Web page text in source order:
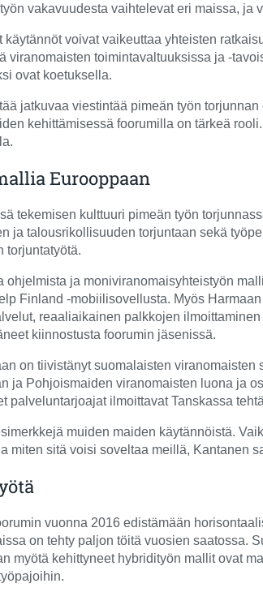
vakavuudesta vaihtelevat eri maissa,
käytännöt voivat vaikeuttaa yhteisten
viranomaisten toimintavaltuuksissa ja -
ovat koetuksella.
jatkuvaa viestintää pimeän työn
kehittämisessä foorumilla on tärkeä
Eurooppaan
tekemisen kulttuuri pimeän työn
ja talousrikollisuuden torjuntaan sekä
torjuntatyötä.
ja moniviranomaisyhteistyön
Finland -mobiilisovellusta. Myös
reaaliaikainen palkkojen
kiinnostusta foorumin jäsenissä.
on tiivistänyt suomalaisten
ja Pohjoismaiden viranomaisten luona ja
palveluntarjoajat ilmoittavat Tanskassa
muiden maiden käytännöistä.
miten sitä voisi soveltaa meillä, Kantanen
vuonna 2016 edistämään
on tehty paljon töitä vuosien saatossa.
myötä kehittyneet hybridityön mallit ovat